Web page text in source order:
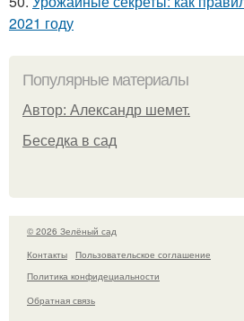
2021 году
Популярные материалы
Автор: Александр шемет.
Беседка в сад
© 2026 Зелёный сад
Контакты
Пользовательское соглашение
Политика конфидециальности
Обратная связь